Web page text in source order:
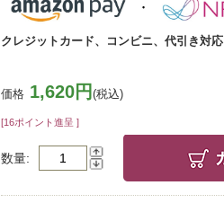
クレジットカード、コンビニ、代引き対応
価格 1,620円 (税込)
[16ポイント進呈 ]
数量